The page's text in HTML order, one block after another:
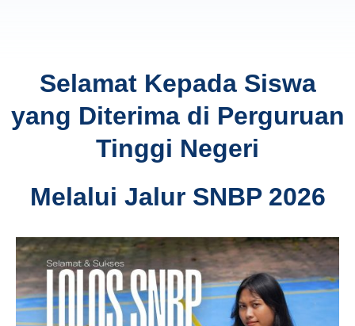
Selamat Kepada Siswa
yang Diterima di Perguruan
Tinggi Negeri
Melalui Jalur SNBP 2026